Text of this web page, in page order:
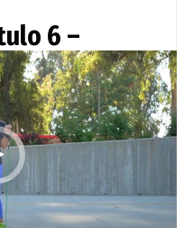
6 –
corporal